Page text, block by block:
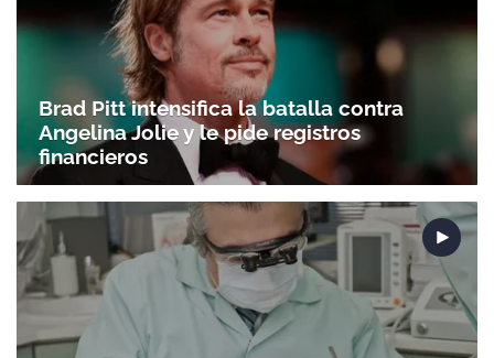
Brad Pitt intensifica la batalla contra
Angelina Jolie y le pide registros
financieros